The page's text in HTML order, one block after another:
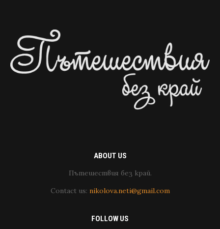
ABOUT US
Пътешествия без край.
Contact us: nikolova.neti@gmail.com
FOLLOW US